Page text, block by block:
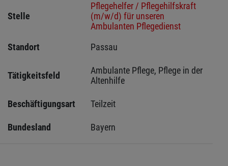
Stelle
Pflegehelfer / Pflegehilfskraft
(m/w/d) für unseren
Ambulanten Pflegedienst
Standort
Passau
Tätigkeitsfeld
Ambulante Pflege, Pflege in der
Altenhilfe
Beschäftigungsart Teilzeit
Bundesland Bayern